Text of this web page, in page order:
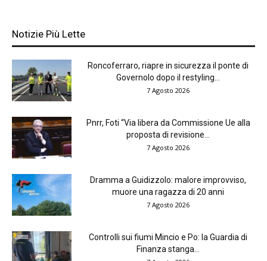
Notizie Più Lette
Roncoferraro, riapre in sicurezza il ponte di
Governolo dopo il restyling...
7 Agosto 2026
Pnrr, Foti “Via libera da Commissione Ue alla
proposta di revisione...
7 Agosto 2026
Dramma a Guidizzolo: malore improvviso,
muore una ragazza di 20 anni
7 Agosto 2026
Controlli sui fiumi Mincio e Po: la Guardia di
Finanza stanga...